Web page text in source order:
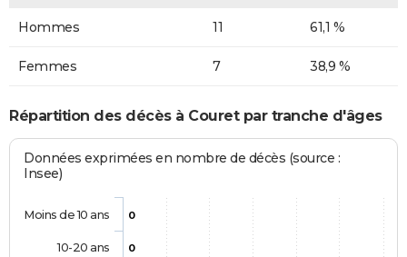
Hommes 11 61,1 %
Femmes 7 38,9 %
Répartition des décès à Couret par tranche d'âges
Données exprimées en nombre de décès (source :
Insee)
0
0
Moins de 10 ans
10-20 ans